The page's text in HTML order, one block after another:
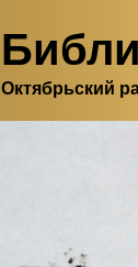
Октябрьский